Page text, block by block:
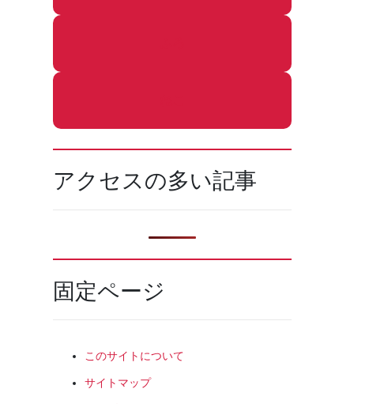
アクセスの多い記事
固定ページ
このサイトについて
サイトマップ